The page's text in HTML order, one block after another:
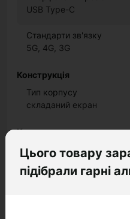
USB Type-C
Стандарти зв'язку
5G, 4G, 3G
Конструкція
Тип корпусу
складаний екран
Корпус
Висота, мм
171.3
Цього товару
підібрали гарні